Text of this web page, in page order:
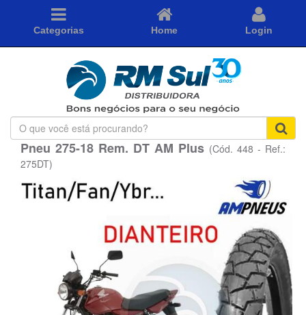
Categorias Home Login
O
que
você
está
Pneu 275-18 Rem. DT AM Plus (Cód. 448 - Ref.:
275DT)